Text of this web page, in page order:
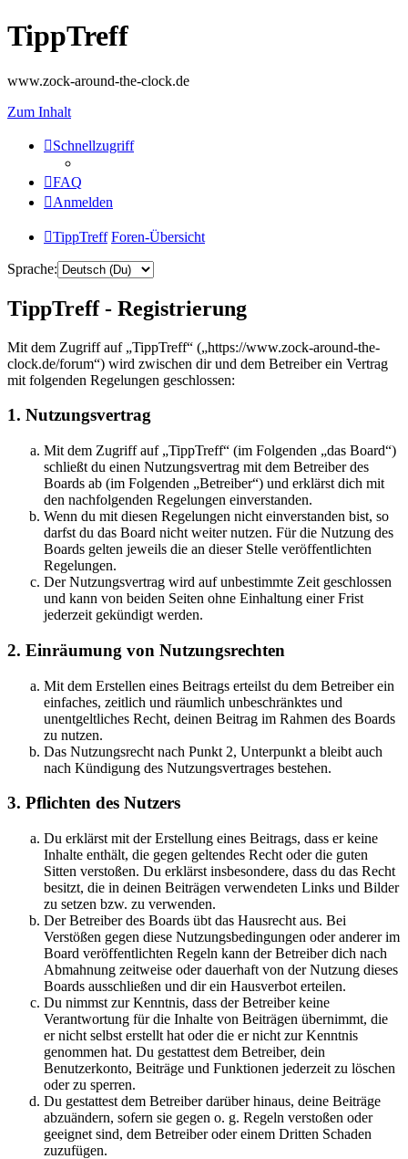
TippTreff
www.zock-around-the-clock.de
Zum Inhalt
Schnellzugriff
FAQ
Anmelden
TippTreff Foren-Übersicht
Sprache:
TippTreff - Registrierung
Mit dem Zugriff auf „TippTreff“ („https://www.zock-around-the-
clock.de/forum“) wird zwischen dir und dem Betreiber ein Vertrag
mit folgenden Regelungen geschlossen:
1. Nutzungsvertrag
Mit dem Zugriff auf „TippTreff“ (im Folgenden „das Board“)
schließt du einen Nutzungsvertrag mit dem Betreiber des
Boards ab (im Folgenden „Betreiber“) und erklärst dich mit
den nachfolgenden Regelungen einverstanden.
Wenn du mit diesen Regelungen nicht einverstanden bist, so
darfst du das Board nicht weiter nutzen. Für die Nutzung des
Boards gelten jeweils die an dieser Stelle veröffentlichten
Regelungen.
Der Nutzungsvertrag wird auf unbestimmte Zeit geschlossen
und kann von beiden Seiten ohne Einhaltung einer Frist
jederzeit gekündigt werden.
2. Einräumung von Nutzungsrechten
Mit dem Erstellen eines Beitrags erteilst du dem Betreiber ein
einfaches, zeitlich und räumlich unbeschränktes und
unentgeltliches Recht, deinen Beitrag im Rahmen des Boards
zu nutzen.
Das Nutzungsrecht nach Punkt 2, Unterpunkt a bleibt auch
nach Kündigung des Nutzungsvertrages bestehen.
3. Pflichten des Nutzers
Du erklärst mit der Erstellung eines Beitrags, dass er keine
Inhalte enthält, die gegen geltendes Recht oder die guten
Sitten verstoßen. Du erklärst insbesondere, dass du das Recht
besitzt, die in deinen Beiträgen verwendeten Links und Bilder
zu setzen bzw. zu verwenden.
Der Betreiber des Boards übt das Hausrecht aus. Bei
Verstößen gegen diese Nutzungsbedingungen oder anderer im
Board veröffentlichten Regeln kann der Betreiber dich nach
Abmahnung zeitweise oder dauerhaft von der Nutzung dieses
Boards ausschließen und dir ein Hausverbot erteilen.
Du nimmst zur Kenntnis, dass der Betreiber keine
Verantwortung für die Inhalte von Beiträgen übernimmt, die
er nicht selbst erstellt hat oder die er nicht zur Kenntnis
genommen hat. Du gestattest dem Betreiber, dein
Benutzerkonto, Beiträge und Funktionen jederzeit zu löschen
oder zu sperren.
Du gestattest dem Betreiber darüber hinaus, deine Beiträge
abzuändern, sofern sie gegen o. g. Regeln verstoßen oder
geeignet sind, dem Betreiber oder einem Dritten Schaden
zuzufügen.